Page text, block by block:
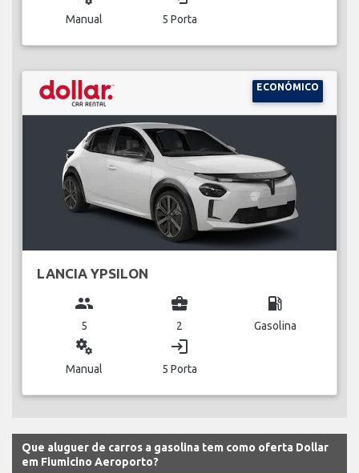
Manual 5 Porta
ECONÓMICO
LANCIA YPSILON
group
5
business_center
2
local_gas_station
Gasolina
miscellaneous_services
Manual
login
5 Porta
Que aluguer de carros a gasolina tem como oferta Dollar
em Fiumicino Aeroporto?